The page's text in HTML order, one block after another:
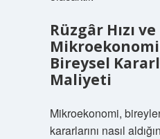
Rüzgâr Hızı ve
Bireysel
Maliyeti
Mikroekonomi,
kararlarını nasıl